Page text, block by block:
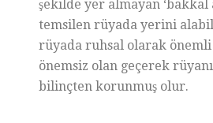
şekilde yer almayan ‘bakkal
temsilen rüyada yerini
rüyada ruhsal olarak önemli
önemsiz olan geçerek
bilinçten korunmuş olur.